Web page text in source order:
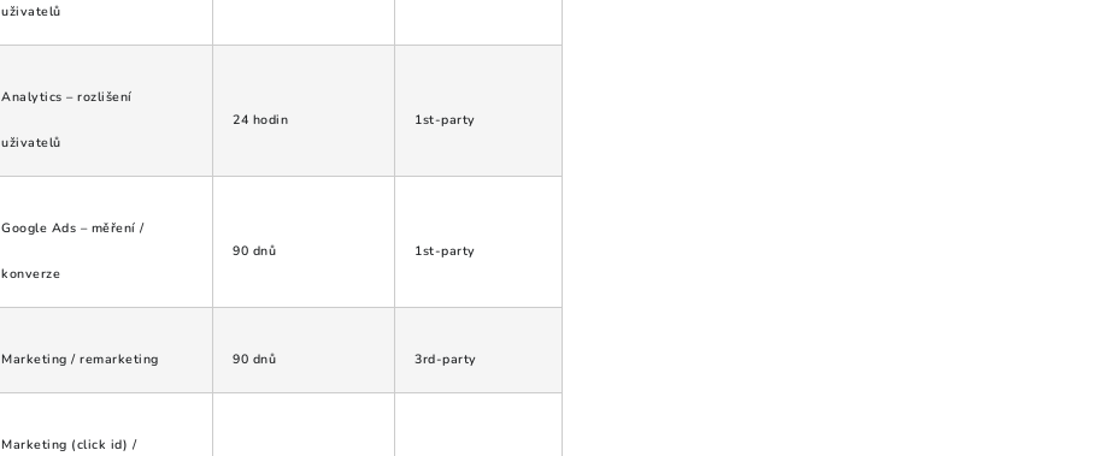
uživatelů
Analytics – rozlišení
uživatelů
24 hodin 1st-party
Google Ads – měření /
konverze
90 dnů 1st-party
Marketing / remarketing 90 dnů 3rd-party
Marketing (click id) /